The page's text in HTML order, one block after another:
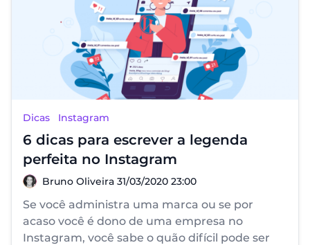
Dicas Instagram
6 dicas para escrever a legenda
perfeita no Instagram
Bruno Oliveira
Bruno Oliveira 31/03/2020 23:00
Se você administra uma marca ou se por
acaso você é dono de uma empresa no
Instagram, você sabe o quão difícil pode ser